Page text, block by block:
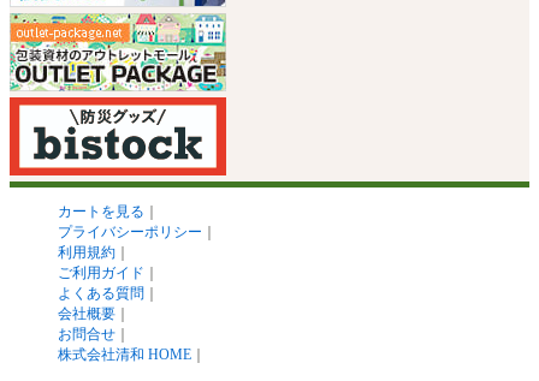
カートを見る
プライバシーポリシー
利用規約
ご利用ガイド
よくある質問
会社概要
お問合せ
株式会社清和 HOME